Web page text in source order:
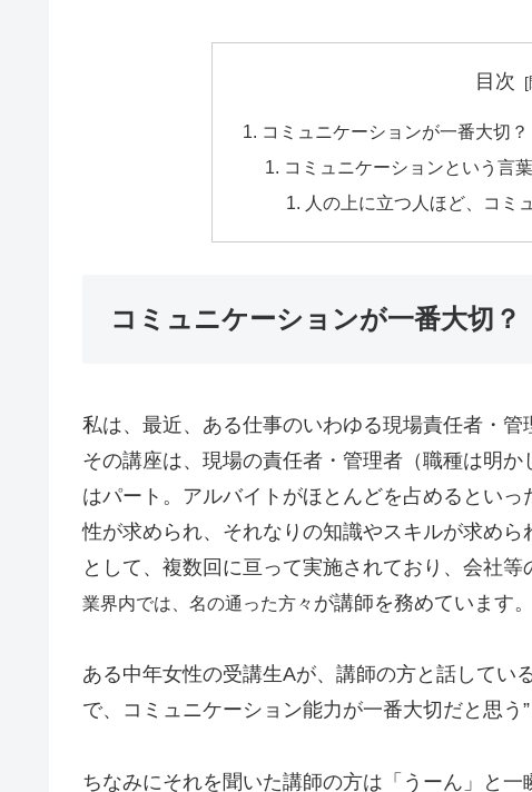
目次
コミュニケーションが一番大切？
コミュニケーションという言
人の上に立つ人ほど、コミ
コミュニケーションが一番大切？
私は、最近、ある仕事のいわゆる現場責任者・管
その講座は、現場の責任者・管理者（職種は明
はパート。アルバイトがほとんどを占めるとい
性が求められ、それなりの知識やスキルが求め
として、複数回に亘って実施されており、会社
業界内では、名の通った方々 が講師を務めています。
ある中年女性の受講生Aが、講師の方と話してい
で、コミュニケーション能力が一番大切だと思う
ちなみにそれを聞いた講師の方は「うーん」と一